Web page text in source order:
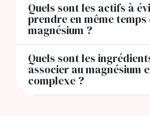
Quels sont les actifs à
prendre en même temps
magnésium ?
Quels sont les
associer au magnésium
complexe ?